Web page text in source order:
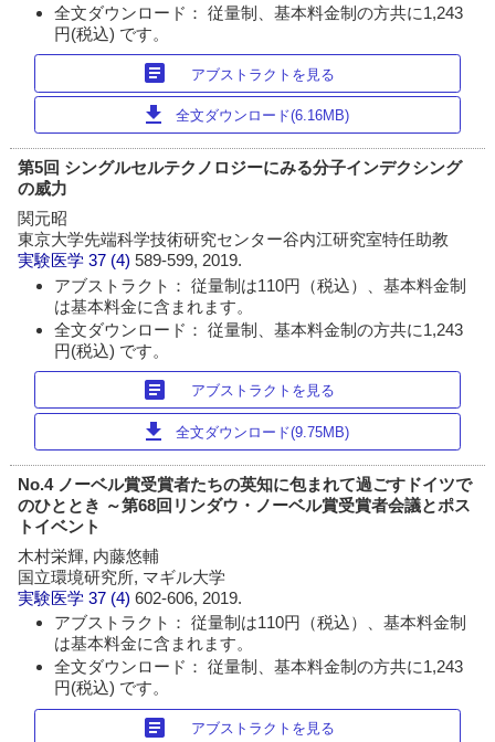
全文ダウンロード： 従量制、基本料金制の方共に1,243
円(税込) です。
article アブストラクトを見る
download 全文ダウンロード(6.16MB)
第5回 シングルセルテクノロジーにみる分子インデクシング
の威力
関元昭
東京大学先端科学技術研究センター谷内江研究室特任助教
実験医学 37 (4)589-599, 2019.
アブストラクト： 従量制は110円（税込）、基本料金制
は基本料金に含まれます。
全文ダウンロード： 従量制、基本料金制の方共に1,243
円(税込) です。
article アブストラクトを見る
download 全文ダウンロード(9.75MB)
No.4 ノーベル賞受賞者たちの英知に包まれて過ごすドイツで
のひととき ～第68回リンダウ・ノーベル賞受賞者会議とポス
トイベント
木村栄輝, 内藤悠輔
国立環境研究所, マギル大学
実験医学 37 (4)602-606, 2019.
アブストラクト： 従量制は110円（税込）、基本料金制
は基本料金に含まれます。
全文ダウンロード： 従量制、基本料金制の方共に1,243
円(税込) です。
article アブストラクトを見る